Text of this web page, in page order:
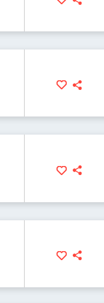
Mirosław Oczkoś
Zuzanna Iłenda
Klaudiusz Slezak